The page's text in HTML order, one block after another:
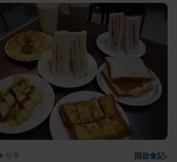
分享 開啟食記›